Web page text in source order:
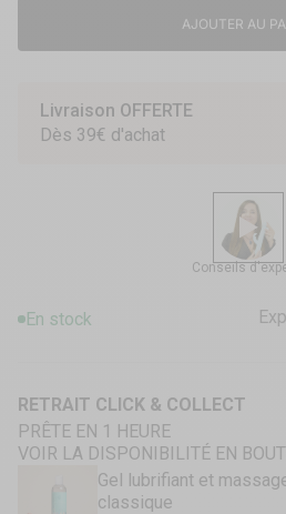
AJOUTER AU
Livraison OFFERTE
Dès 39€ d'achat
Conseils
En stock
RETRAIT CLICK & COLLECT
PRÊTE EN 1 HEURE
VOIR LA DISPONIBILITÉ EN
Gel lubrifiant et
classique